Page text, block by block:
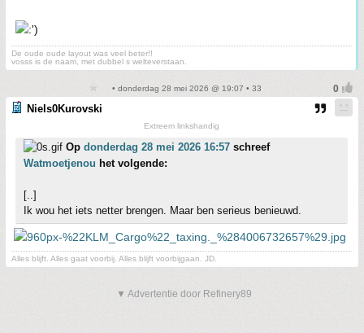
De oude oude layout was veel beter!!
vosss is de naam, met dubbel s welteverstaan.
• donderdag 28 mei 2026 @ 19:07 • 33
Niels0Kurovski
Extreem linkshandig
Op donderdag 28 mei 2026 16:57 schreef
Watmoetjenou het volgende:
[..]
Ik wou het iets netter brengen. Maar ben serieus benieuwd.
Alles blijft. Alles gaat voorbij. Alles blijft voorbijgaan. JD.
▼ Advertentie door Refinery89